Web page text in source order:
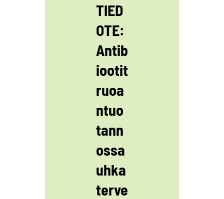
TIED
OTE:
Antib
iootit
ruoa
ntuo
tann
ossa
uhka
terve